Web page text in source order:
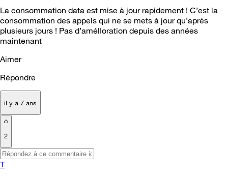
La consommation data est mise à jour rapidement ! C’est la
consommation des appels qui ne se mets à jour qu’aprés
plusieurs jours ! Pas d’amélIoration depuis des années
maintenant
Aimer
Répondre
il y a 7 ans
2
T